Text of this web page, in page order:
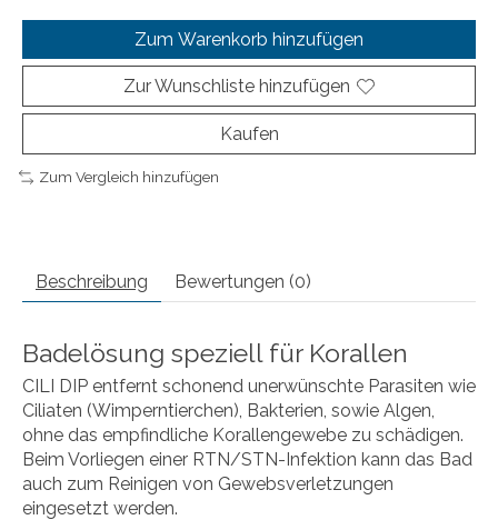
Zum Warenkorb hinzufügen
Zur Wunschliste hinzufügen
Kaufen
Zum Vergleich hinzufügen
Beschreibung Bewertungen (0)
Badelösung speziell für Korallen
CILI DIP entfernt schonend unerwünschte Parasiten wie
Ciliaten (Wimperntierchen), Bakterien, sowie Algen,
ohne das empfindliche Korallengewebe zu schädigen.
Beim Vorliegen einer RTN/STN-Infektion kann das Bad
auch zum Reinigen von Gewebsverletzungen
eingesetzt werden.